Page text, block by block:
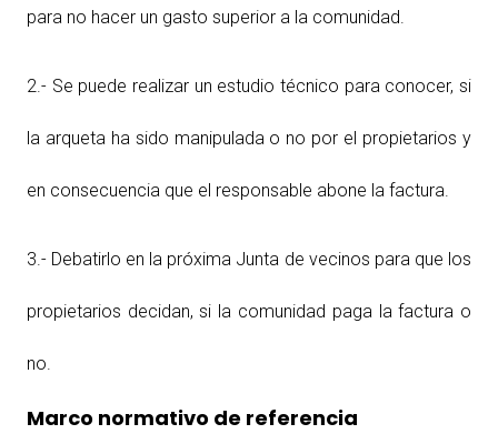
para no hacer un gasto superior a la comunidad.
2.- Se puede realizar un estudio técnico para conocer, si
la arqueta ha sido manipulada o no por el propietarios y
en consecuencia que el responsable abone la factura.
3.- Debatirlo en la próxima Junta de vecinos para que los
propietarios decidan, si la comunidad paga la factura o
no.
Marco normativo de referencia